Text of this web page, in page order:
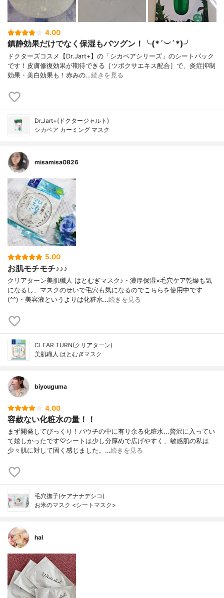
4.00
鎮静効果だけでなく保湿もバツグン！╰(*´︶`*)╯
ドクターズコスメ【Dr.Jart+】の「シカペアシリーズ」のシートパック
です！皮膚修復効果が期待できる［ツボクサエキス配合］で、炎症抑制
効果・美白効果も！赤みの…続きを見る
Dr.Jart+(ドクタージャルト)
シカペア カーミング マスク
misamisa0826
5.00
お肌モチモチ♪♪♪
クリアターン美肌職人 はとむぎマスク♪・濃厚保湿×毛穴ケア乾燥も気
になるし、マスクのせいで毛穴も気になるのでこちらを使用中です
(^^)・美容液というよりは化粧水…続きを見る
CLEAR TURN(クリアターン)
美肌職人 はとむぎマスク
biyouguma
4.00
容赦ない化粧水の量！！
まず開発してびっくり！パウチの中に有り余る化粧水...贅沢に入ってい
て嬉しかったです♡シートは少し分厚めで広げやすく、敏感肌の私は
少々肌に対して固く感じました。…続きを見る
毛穴撫子(ケアナナデシコ)
お米のマスク <シートマスク>
hal